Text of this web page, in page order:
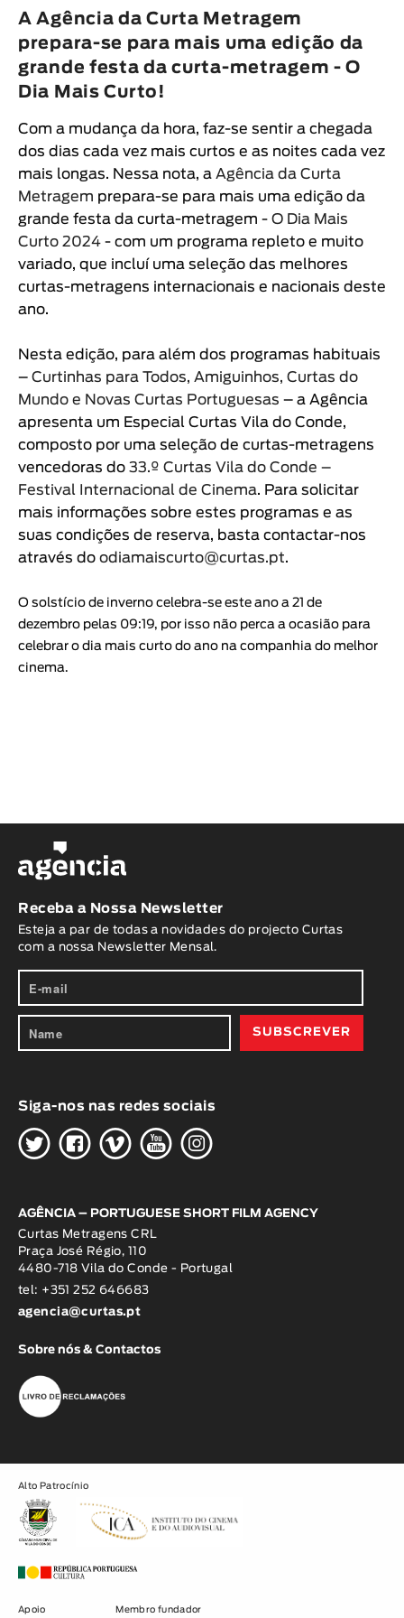
Animar
DURAÇÃO
< / >
GÉNERO
Ficção
Animação
Experimental
Documentário
A Agência da Curta Metragem
prepara-se para mais uma edição da
grande festa da curta-metragem - O
Dia Mais Curto!
Com a mudança da hora, faz-se sentir a chegada
dos dias cada vez mais curtos e as noites cada vez
mais longas. Nessa nota, a Agência da Curta
Metragem prepara-se para mais uma edição da
grande festa da curta-metragem - O Dia Mais
Curto 2024 - com um programa repleto e muito
variado, que incluí uma seleção das melhores
curtas-metragens internacionais e nacionais deste
ano.
Nesta edição, para além dos programas habituais
– Curtinhas para Todos, Amiguinhos, Curtas do
Mundo e Novas Curtas Portuguesas – a Agência
apresenta um Especial Curtas Vila do Conde,
composto por uma seleção de curtas-metragens
vencedoras do 33.º Curtas Vila do Conde –
Festival Internacional de Cinema. Para solicitar
mais informações sobre estes programas e as
suas condições de reserva, basta contactar-nos
através do odiamaiscurto@curtas.pt.
O solstício de inverno celebra-se este ano a 21 de
dezembro pelas 09:19, por isso não perca a ocasião para
celebrar o dia mais curto do ano na companhia do melhor
cinema.
Receba a Nossa Newsletter
Esteja a par de todas a novidades do projecto Curtas
com a nossa Newsletter Mensal.
Siga-nos nas redes sociais
HGWOK
AGÊNCIA – PORTUGUESE SHORT FILM AGENCY
Curtas Metragens CRL
Praça José Régio, 110
4480-718 Vila do Conde - Portugal
tel: +351 252 646683
agencia@curtas.pt
Sobre nós & Contactos
Alto Patrocínio
Apoio Membro fundador